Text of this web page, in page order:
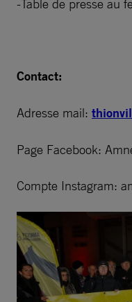
-Table de presse au
Contact:
Adresse mail:
Page Facebook:
Compte Instagram: